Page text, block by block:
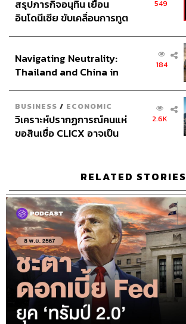
สรุปภารกิจอนุทิน เยือน
อินโดนีเซีย ขับเคลื่อนการทูต
อินโดนีเซีย
549
Navigating Neutrality:
Thailand and China in
184
BUSINESS / ECONOMIC
วิเคราะห์ปรากฏการณ์คนแห่
ขอสินเชื่อ CLICX อาจเป็น
2.6K
RELATED STORIES